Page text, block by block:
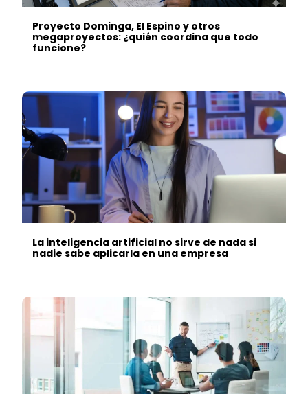
Proyecto Dominga, El Espino y otros
megaproyectos: ¿quién coordina que todo
funcione?
La inteligencia artificial no sirve de nada si
nadie sabe aplicarla en una empresa